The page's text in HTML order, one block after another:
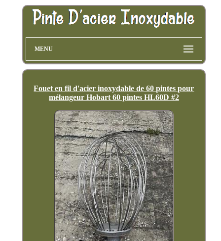
MENU
Fouet en fil d'acier inoxydable de 60 pintes pour
mélangeur Hobart 60 pintes HL60D #2